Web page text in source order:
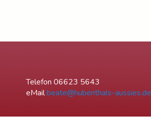
Telefon 06623 5643
eMailbeate@hubenthals-aussies.de